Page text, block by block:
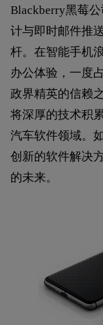
Blackberry黑莓
计与即时邮件推
杆。在智能手机
办公体验，一度
政界精英的信赖
将深厚的技术积
汽车软件领域。
创新的软件解决
的未来。